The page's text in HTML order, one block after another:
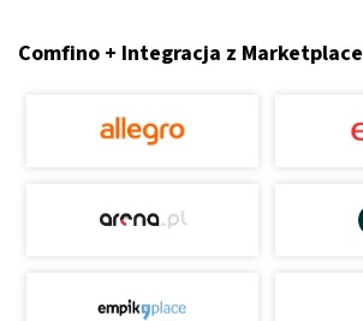
Comfino + Integracja z Marketplace